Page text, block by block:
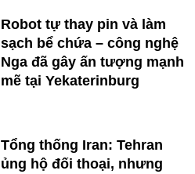
Robot tự thay pin và làm
sạch bể chứa – công nghệ
Nga đã gây ấn tượng mạnh
mẽ tại Yekaterinburg
Tổng thống Iran: Tehran
ủng hộ đối thoại, nhưng